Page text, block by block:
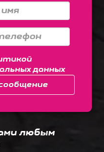
данных
любым